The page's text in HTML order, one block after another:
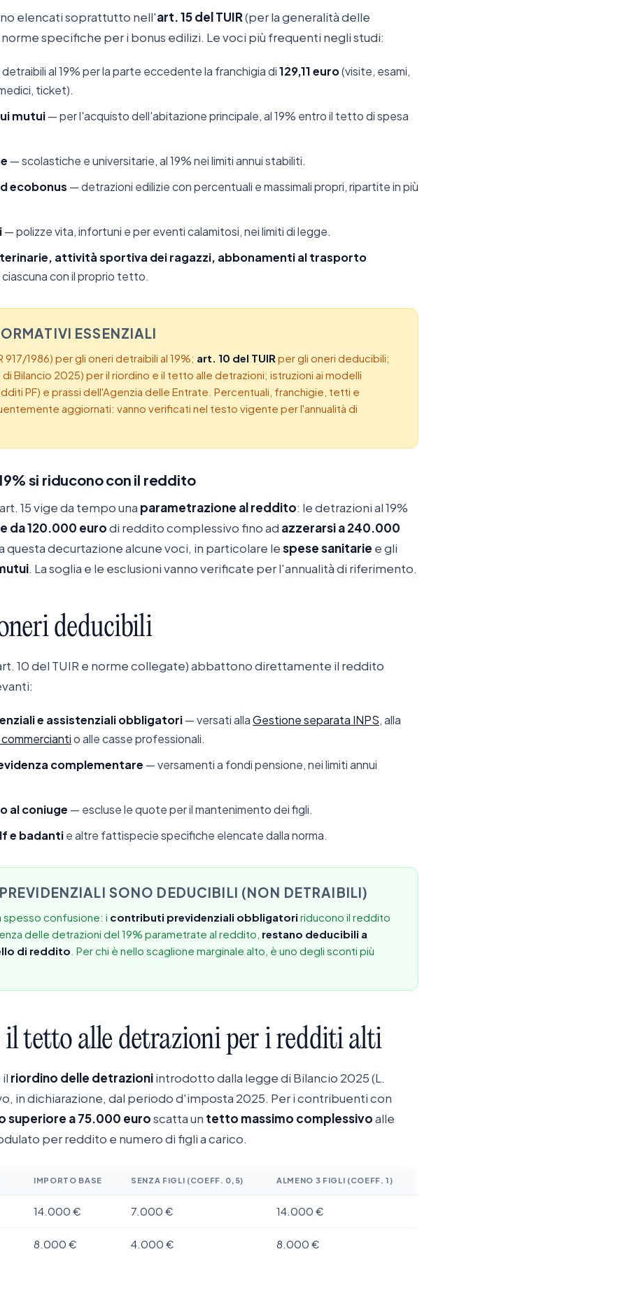
elencati soprattutto nell'art. 15 del TUIR(per la generalità delle
norme specifiche per i bonus edilizi. Le voci più frequenti negli studi:
al 19% per la parte eccedente la franchigia di129,11 euro(visite, esami,
ticket).
mutui— per l'acquisto dell'abitazione principale, al 19% entro il tetto di spesa
— scolastiche e universitarie, al 19% nei limiti annui stabiliti.
ecobonus — detrazioni edilizie con percentuali e massimali propri, ripartite in più
— polizze vita, infortuni e per eventi calamitosi, nei limiti di legge.
attività sportiva dei ragazzi, abbonamenti al trasporto
ciascuna con il proprio tetto.
ESSENZIALI
917/1986) per gli oneri detraibili al 19%; art. 10 del TUIR per gli oneri deducibili;
Bilancio 2025) per il riordino e il tetto alle detrazioni; istruzioni ai modelli
PF) e prassi dell'Agenzia delle Entrate. Percentuali, franchigie, tetti e
aggiornati: vanno verificati nel testo vigente per l'annualità di
si riducono con il reddito
15 vige da tempo una parametrazione al reddito: le detrazioni al 19%
da 120.000 eurodi reddito complessivo fino ad azzerarsi a 240.000
questa decurtazione alcune voci, in particolare lespese sanitarie e gli
. La soglia e le esclusioni vanno verificate per l'annualità di riferimento.
deducibili
10 del TUIR e norme collegate) abbattono direttamente il reddito
e assistenziali obbligatori— versati allaGestione separata INPS, alla
o alle casse professionali.
complementare — versamenti a fondi pensione, nei limiti annui
al coniuge — escluse le quote per il mantenimento dei figli.
e badantie altre fattispecie specifiche elencate dalla norma.
SONO DEDUCIBILI (NON DETRAIBILI)
spesso confusione: i contributi previdenziali obbligatori riducono il reddito
delle detrazioni del 19% parametrate al reddito, restano deducibili a
di reddito . Per chi è nello scaglione marginale alto, è uno degli sconti più
iltettoalledetrazioniperiredditialti
riordino delle detrazioniintrodotto dalla legge di Bilancio 2025 (L.
in dichiarazione, dal periodo d'imposta 2025. Per i contribuenti con
superiore a 75.000 euroscatta un tetto massimo complessivoalle
per reddito e numero di figli a carico.
IMPORTO BASE SENZA FIGLI (COEFF. 0,5) ALMENO 3 FIGLI (COEFF. 1)
14.000 € 7.000 € 14.000 €
8.000 € 4.000 € 8.000 €